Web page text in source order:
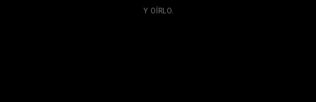
informamos los usuarios reseñas del lugares
Y OÍRLO.